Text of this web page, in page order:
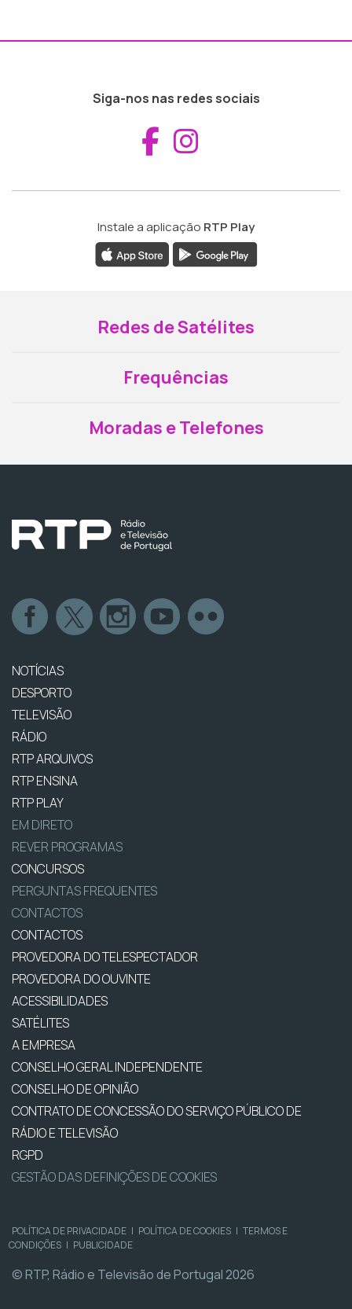
Siga-nos nas redes sociais
Aceder ao
Instale a aplicação RTP Play
Redes de Satélites
Frequências
Moradas e Telefones
NOTÍCIAS
DESPORTO
TELEVISÃO
RÁDIO
RTP ARQUIVOS
RTP ENSINA
RTP PLAY
EM DIRETO
REVER PROGRAMAS
CONCURSOS
PERGUNTAS FREQUENTES
CONTACTOS
CONTACTOS
PROVEDORA DO TELESPECTADOR
PROVEDORA DO OUVINTE
ACESSIBILIDADES
SATÉLITES
A EMPRESA
CONSELHO GERAL INDEPENDENTE
CONSELHO DE OPINIÃO
CONTRATO DE CONCESSÃO DO SERVIÇO PÚBLICO DE
RÁDIO E TELEVISÃO
RGPD
GESTÃO DAS DEFINIÇÕES DE COOKIES
POLÍTICA DE PRIVACIDADE | POLÍTICA DE COOKIES | TERMOS E
CONDIÇÕES | PUBLICIDADE
© RTP, Rádio e Televisão de Portugal 2026